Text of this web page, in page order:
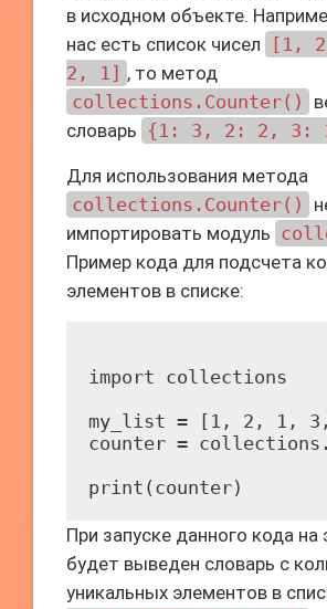
в исходном объекте.
нас есть список чисел
[1,
2, 1] , то метод
collections.Counter()
словарь {1: 3, 2: 2, 3:
Для использования метода
collections.Counter()
импортировать модуль
Пример кода для подсчета
элементов в списке:
import collections
my_list = [1, 2, 1,
counter =
При запуске данного кода на
будет выведен словарь с
уникальных элементов в